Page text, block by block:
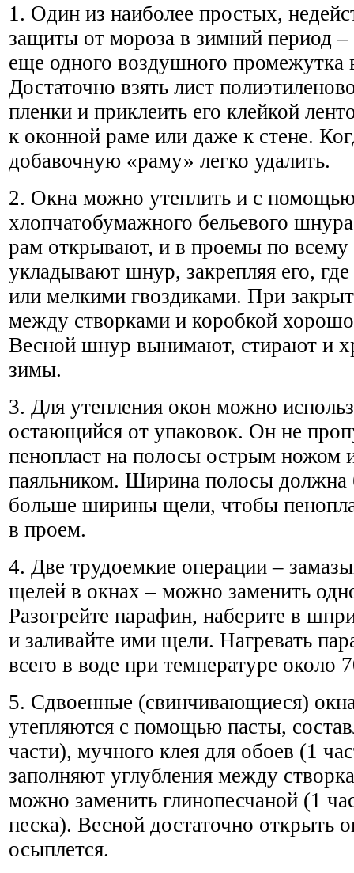
1. Один из наиболее простых,
защиты от мороза в зимний период –
еще одного воздушного промежутка
Достаточно взять лист
пленки и приклеить его клейкой
к оконной раме или даже к стене.
добавочную «раму» легко удалить.
2. Окна можно утеплить и с
хлопчатобумажного бельевого
рам открывают, и в проемы по всему
укладывают шнур, закрепляя его,
или мелкими гвоздиками. При
между створками и коробкой
Весной шнур вынимают, стирают и
зимы.
3. Для утепления окон можно
остающийся от упаковок. Он не
пенопласт на полосы острым ножом
паяльником. Ширина полосы должна
больше ширины щели, чтобы
в проем.
4. Две трудоемкие операции –
щелей в окнах – можно заменить
Разогрейте парафин, наберите в
и заливайте ими щели. Нагревать
всего в воде при температуре около
5. Сдвоенные (свинчивающиеся)
утепляются с помощью пасты,
части), мучного клея для обоев (1
заполняют углубления между
можно заменить глинопесчаной (1
песка). Весной достаточно открыть
осыплется.